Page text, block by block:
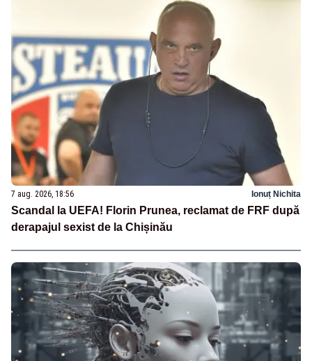
7 aug. 2026, 18:56 Ionuț Nichita
Scandal la UEFA! Florin Prunea, reclamat de FRF după
derapajul sexist de la Chișinău